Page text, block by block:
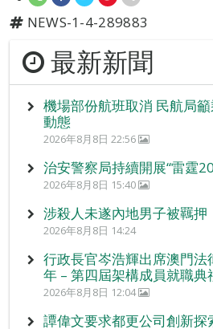
NEWS-1-4-289883
最新新聞
機場部份航班取消 民航局
動態
2026年8月8日 22:56
治安警察局持續開展“雷霆
2026年8月8日 15:40
涉殺人未遂內地男子被羈押
2026年8月8日 14:24
行政長官岑浩輝出席澳門法
年 – 第四屆架構成員就職典
2026年8月8日 12:04
譚偉文要求都更公司創新